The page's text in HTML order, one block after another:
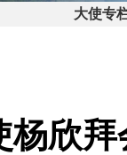
大使专
杨欣